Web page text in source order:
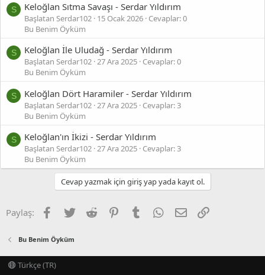
S Keloğlan Sıtma Savaşı - Serdar Yıldırım
Başlatan Serdar102 15 Ocak 2026 Cevaplar: 0
Bu Benim Öyküm
S Keloğlan İle Uludağ - Serdar Yıldırım
Başlatan Serdar102 27 Ara 2025 Cevaplar: 0
Bu Benim Öyküm
S Keloğlan Dört Haramiler - Serdar Yıldırım
Başlatan Serdar102 27 Ara 2025 Cevaplar: 3
Bu Benim Öyküm
S Keloğlan'ın İkizi - Serdar Yıldırım
Başlatan Serdar102 27 Ara 2025 Cevaplar: 3
Bu Benim Öyküm
Cevap yazmak için giriş yap yada kayıt ol.
Paylaş: Facebook
Twitter Reddit PinterestTumblr WhatsApp
E-posta
Bu Benim Öyküm
Türkçe (TR)